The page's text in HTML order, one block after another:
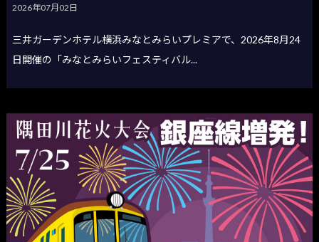
2026年07月02日
三井ガーデンホテル横浜みなとみらいプレミアで、2026年8月24
日開催の「みなとみらいフェスティバル...